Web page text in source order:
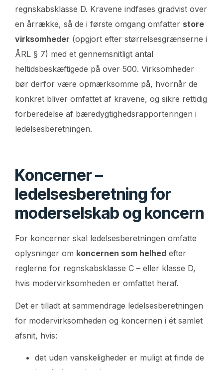
regnskabsklasse D. Kravene indfases gradvist over
en årrække, så de i første omgang omfatter store
virksomheder (opgjort efter størrelsesgrænserne i
ÅRL § 7) med et gennemsnitligt antal
heltidsbeskæftigede på over 500. Virksomheder
bør derfor være opmærksomme på, hvornår de
konkret bliver omfattet af kravene, og sikre rettidig
forberedelse af bæredygtighedsrapporteringen i
ledelsesberetningen.
Koncerner –
ledelsesberetning for
moderselskab og koncern
For koncerner skal ledelsesberetningen omfatte
oplysninger om koncernen som helhed efter
reglerne for regnskabsklasse C – eller klasse D,
hvis modervirksomheden er omfattet heraf.
Det er tilladt at sammendrage ledelsesberetningen
for modervirksomheden og koncernen i ét samlet
afsnit, hvis:
det uden vanskeligheder er muligt at finde de